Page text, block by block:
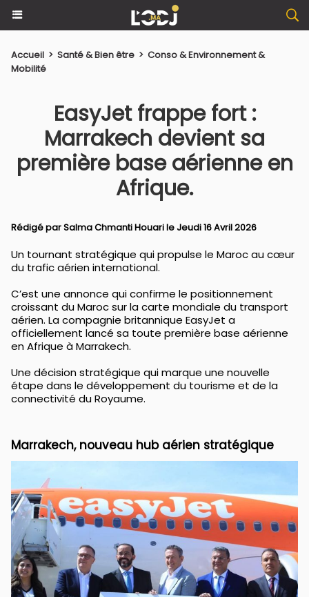
Accueil > Santé & Bien être > Conso & Environnement &
Mobilité
EasyJet frappe fort :
Marrakech devient sa
première base aérienne en
Afrique.
Rédigé parSalma Chmanti Houarile Jeudi 16 Avril 2026
Un tournant stratégique qui propulse le Maroc au cœur
du trafic aérien international.
C’est une annonce qui confirme le positionnement
croissant du Maroc sur la carte mondiale du transport
aérien. La compagnie britannique EasyJet a
officiellement lancé sa toute première base aérienne
en Afrique à Marrakech.
Une décision stratégique qui marque une nouvelle
étape dans le développement du tourisme et de la
connectivité du Royaume.
Marrakech, nouveau hub aérien stratégique